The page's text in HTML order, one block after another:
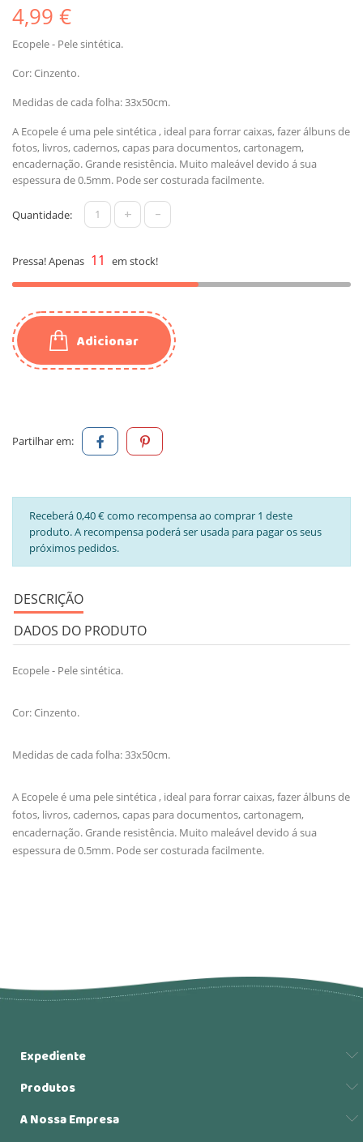
4,99 €
Ecopele - Pele sintética.
Cor: Cinzento.
Medidas de cada folha: 33x50cm.
A Ecopele é uma pele sintética , ideal para forrar caixas, fazer álbuns de
fotos, livros, cadernos, capas para documentos, cartonagem,
encadernação. Grande resistência. Muito maleável devido á sua
espessura de 0.5mm. Pode ser costurada facilmente.
Quantidade: + -
Pressa! Apenas 11 em stock!
Adicionar
Partilhar em:
Receberá 0,40 € como recompensa ao comprar 1 deste
produto. A recompensa poderá ser usada para pagar os seus
próximos pedidos.
DESCRIÇÃO
DADOS DO PRODUTO
Ecopele - Pele sintética.
Cor: Cinzento.
Medidas de cada folha: 33x50cm.
A Ecopele é uma pele sintética , ideal para forrar caixas, fazer álbuns de
fotos, livros, cadernos, capas para documentos, cartonagem,
encadernação. Grande resistência. Muito maleável devido á sua
espessura de 0.5mm. Pode ser costurada facilmente.
Expediente
Produtos
A Nossa Empresa